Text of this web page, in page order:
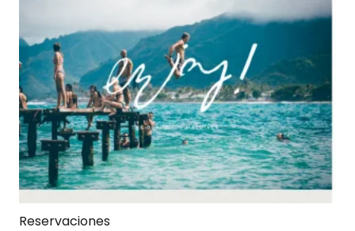
Reservaciones